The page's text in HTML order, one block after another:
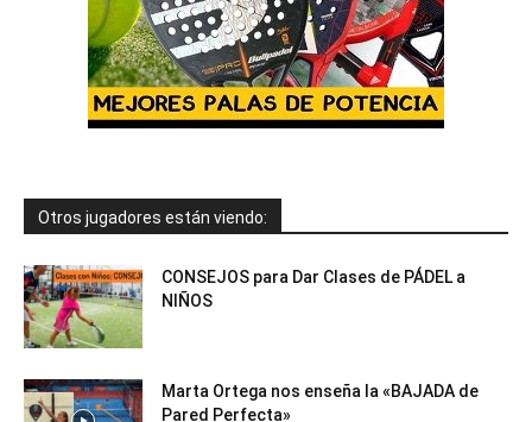
Otros jugadores están viendo:
CONSEJOS para Dar Clases de PÁDEL a
NIÑOS
Marta Ortega nos enseña la «BAJADA de
Pared Perfecta»